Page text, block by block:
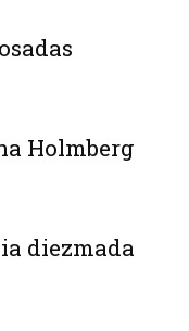
Holmberg
diezmada